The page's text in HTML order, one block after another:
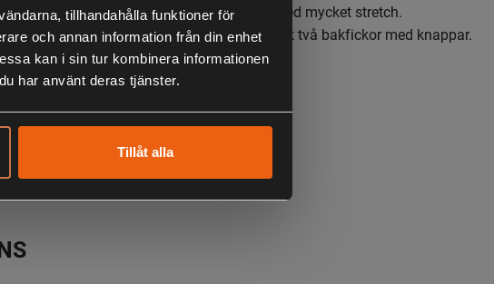
tillhandahålla funktioner för
och annan information från din enhet
kan i sin tur kombinera informationen
har använt deras tjänster.
Tillåt alla
Perfekt även till after-hunt. Skön passform med mycket stretch.
Utrustade med handfickor och benfickor, samt två bakfickor med knappar.
97% bomull, 3% elastan.